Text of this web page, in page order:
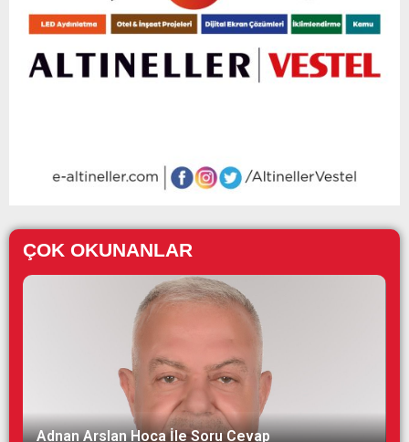
ÇOK OKUNANLAR
Adnan Arslan Hoca İle Soru Cevap